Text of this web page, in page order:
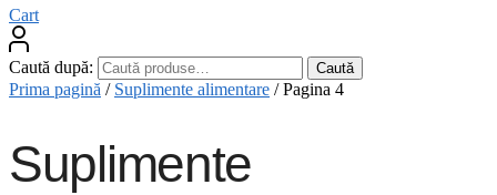
Cart
Caută după: Caută
Prima pagină / Suplimente alimentare /Pagina 4
Suplimente